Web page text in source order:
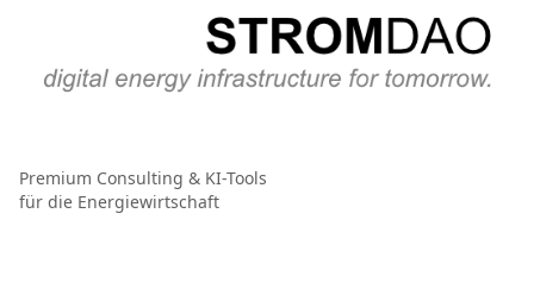
Premium Consulting & KI-Tools
für die Energiewirtschaft